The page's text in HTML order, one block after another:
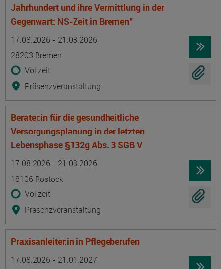
Jahrhundert und ihre Vermittlung in der
Gegenwart: NS-Zeit in Bremen"
17.08.2026 - 21.08.2026
28203 Bremen
Vollzeit
Präsenzveranstaltung
Berater:in für die gesundheitliche
Versorgungsplanung in der letzten
Lebensphase §132g Abs. 3 SGB V
17.08.2026 - 21.08.2026
18106 Rostock
Vollzeit
Präsenzveranstaltung
Praxisanleiter:in in Pflegeberufen
17.08.2026 - 21.01.2027